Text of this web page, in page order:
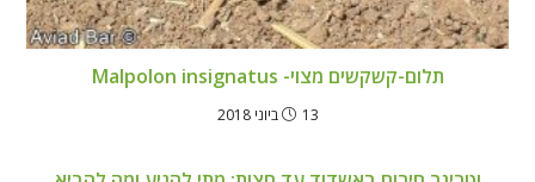
תלום-קשקשים מצוי- Malpolon insignatus
13 ביוני 2018